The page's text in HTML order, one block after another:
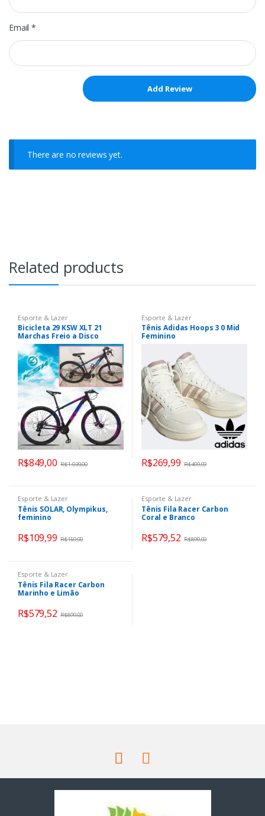
Email*
There are no reviews yet.
Related products
Esporte & Lazer
Bicicleta 29 KSW XLT 21
Marchas Freio a Disco
Quadro Alumínio MTB
R$849,00 R$1.039,00
Esporte & Lazer
Tênis Adidas Hoops 3 0 Mid
Feminino
R$269,99 R$499,99
Esporte & Lazer
Tênis SOLAR, Olympikus,
feminino
R$109,99 R$159,90
Esporte & Lazer
Tênis Fila Racer Carbon
Coral e Branco
R$579,52 R$899,00
Esporte & Lazer
Tênis Fila Racer Carbon
Marinho e Limão
R$579,52 R$899,00